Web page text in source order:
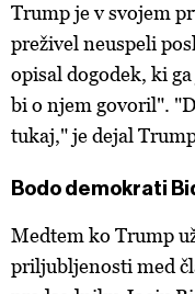
Trump je v svojem
preživel neuspeli
opisal dogodek, ki
bi o njem govoril".
tukaj," je dejal
Bodo demokrati
Medtem ko Trump
priljubljenosti med